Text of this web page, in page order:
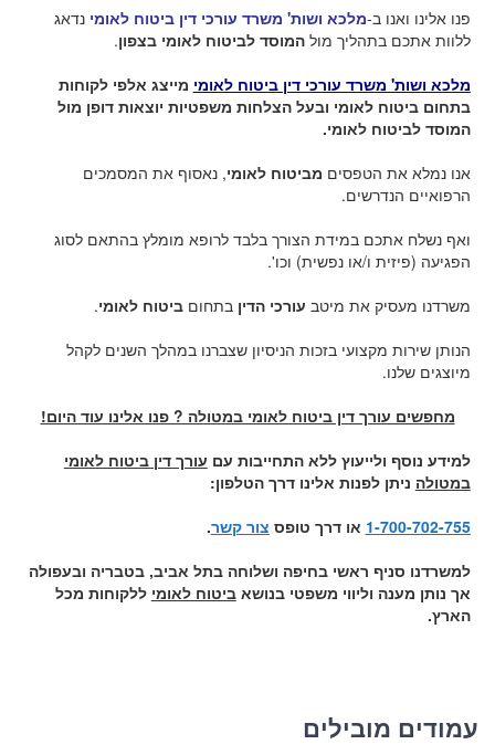
פנו אלינו ואנו ב-מלכא ושות' משרד עורכי דין ביטוח לאומי נדאג
ללוות אתכם בתהליך מולהמוסד לביטוח לאומי בצפון.
מלכא ושות' משרד עורכי דין ביטוח לאומי מייצג אלפי לקוחות
בתחום ביטוח לאומי ובעל הצלחות משפטיות יוצאות דופן מול
המוסד לביטוח לאומי.
אנו נמלא את הטפסים מביטוח לאומי, נאסוף את המסמכים
הרפואיים הנדרשים.
ואף נשלח אתכם במידת הצורך בלבד לרופא מומלץ בהתאם לסוג
הפגיעה (פיזית ו/או נפשית) וכו'.
משרדנו מעסיק את מיטב עורכי הדיןבתחוםביטוח לאומי.
הנותן שירות מקצועי בזכות הניסיון שצברנו במהלך השנים לקהל
מיוצגים שלנו.
מחפשים עורך דין ביטוח לאומי במטולה ? פנו אלינו עוד היום!
למידע נוסף ולייעוץ ללא התחייבות עם עורך דין ביטוח לאומי
במטולה ניתן לפנות אלינו דרך הטלפון:
1-700-702-755 או דרך טופס צור קשר.
למשרדנו סניף ראשי בחיפה ושלוחה בתל אביב, בטבריה ובעפולה
אך נותן מענה וליווי משפטי בנושאביטוח לאומי ללקוחות מכל
הארץ.
עמודים מובילים